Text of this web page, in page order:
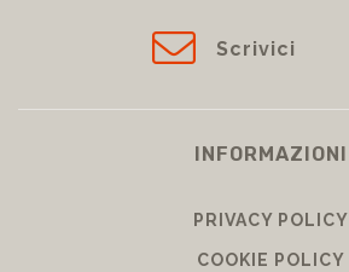
Scrivici
INFORMAZIONI
PRIVACY POLICY
COOKIE POLICY